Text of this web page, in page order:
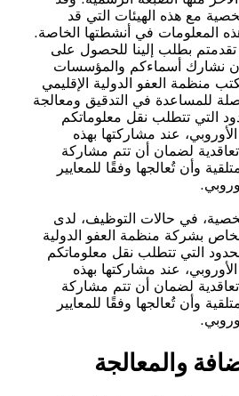
مع هذه الهيئات التي قد
المعلومات في أنشطتها الخاصة.
تقدمتم بطلب إلينا للحصول على
أن نشارك أسماءكم والمؤسسات
منظمة العفو الدولية الإقليمي
للمساعدة في التدقيق ومعالجة
التي تتطلب نقل معلوماتكم
عند مشاركتها بهذه
تعاقدية لضمان أن تتم مشاركة
وأن تُعالجها وفقًا للمعايير
في حالات التوظيف، لدى
بشركة منظمة العفو الدولية
التي تتطلب نقل معلوماتكم
عند مشاركتها بهذه
تعاقدية لضمان أن تتم مشاركة
وأن تُعالجها وفقًا للمعايير
والمعالجة